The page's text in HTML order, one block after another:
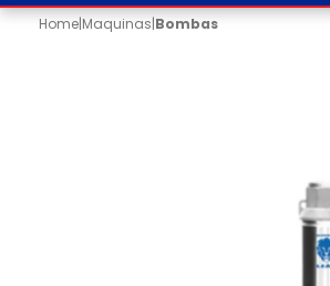
Home|Maquinas|Bombas